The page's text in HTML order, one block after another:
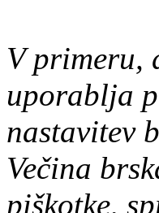
V primeru,
uporablja
nastavitev
Večina
piškotke,